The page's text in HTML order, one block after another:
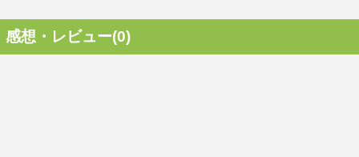
感想・レビュー(0)